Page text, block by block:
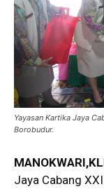
Yayasan Kartika Jaya
Borobudur.
Jaya Cabang